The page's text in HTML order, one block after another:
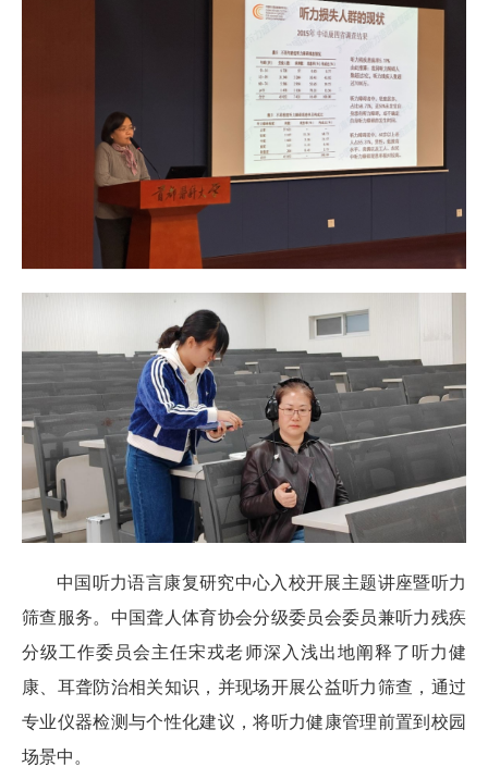
中国听力语言康复研究中心入校开展主题讲座暨听力
筛查服务。中国聋人体育协会分级委员会委员兼听力残疾
分级工作委员会主任宋戎老师深入浅出地阐释了听力健
康、耳聋防治相关知识，并现场开展公益听力筛查，通过
专业仪器检测与个性化建议，将听力健康管理前置到校园
场景中。